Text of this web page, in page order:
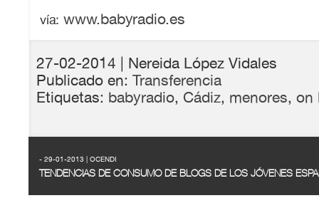
vía: www.babyradio.es
27-02-2014 | Nereida López Vidales
Publicado en: Transferencia
Etiquetas: babyradio, Cádiz, menores, on
- 29-01-2013 | OCENDI
TENDENCIAS DE CONSUMO DE BLOGS DE LOS JÓVENES